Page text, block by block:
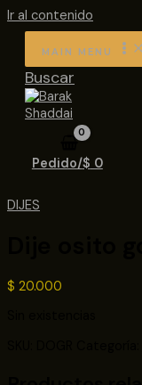
Ir al contenido
MAIN MENU
Buscar
Pedido/$ 0
DIJES
$ 20.000